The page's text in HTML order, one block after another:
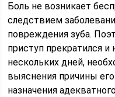
Боль не возникает
следствием
повреждения зуба.
приступ прекратился и
нескольких дней,
выяснения причины
назначения